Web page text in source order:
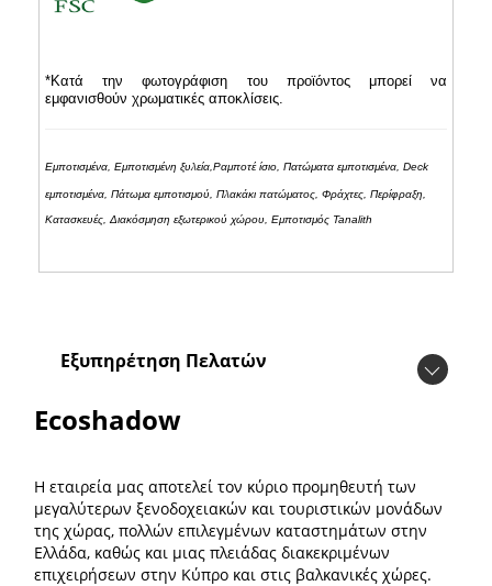
*Κατά την φωτογράφιση του προϊόντος μπορεί να
εμφανισθούν χρωματικές αποκλίσεις.
Εμποτισμένα, Εμποτισμένη ξυλεία,Ραμποτέ ίσιο, Πατώματα εμποτισμένα, Deck
εμποτισμένα, Πάτωμα εμποτισμού, Πλακάκι πατώματος, Φράχτες, Περίφραξη,
Κατασκευές, Διακόσμηση εξωτερικού χώρου, Εμποτισμός Tanalith
Εξυπηρέτηση Πελατών
Ecoshadow
Η εταιρεία μας αποτελεί τον κύριο προμηθευτή των
μεγαλύτερων ξενοδοχειακών και τουριστικών μονάδων
της χώρας, πολλών επιλεγμένων καταστημάτων στην
Ελλάδα, καθώς και μιας πλειάδας διακεκριμένων
επιχειρήσεων στην Κύπρο και στις βαλκανικές χώρες.